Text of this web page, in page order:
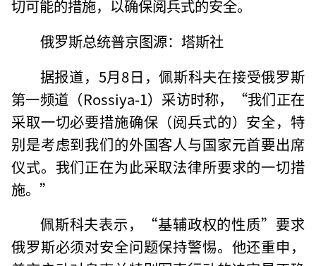
切可能的措施，以确保阅兵式的安全。
俄罗斯总统普京图源：塔斯社
据报道，5月8日，佩斯科夫在接受俄罗斯
第一频道（Rossiya-1）采访时称，“我们正在
采取一切必要措施确保（阅兵式的）安全，特
别是考虑到我们的外国客人与国家元首要出席
仪式。我们正在为此采取法律所要求的一切措
施。”
佩斯科夫表示，“基辅政权的性质”要求
俄罗斯必须对安全问题保持警惕。他还重申，